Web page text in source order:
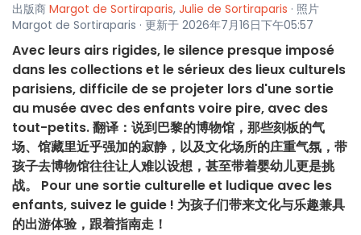
出版商 Margot de Sortiraparis, Julie de Sortiraparis · 照片
Margot de Sortiraparis · 更新于 2026年7月16日下午05:57
Avec leurs airs rigides, le silence presque imposé
dans les collections et le sérieux des lieux culturels
parisiens, difficile de se projeter lors d'une sortie
au musée avec des enfants voire pire, avec des
tout-petits. 翻译：说到巴黎的博物馆，那些刻板的气
场、馆藏里近乎强加的寂静，以及文化场所的庄重气氛，带
孩子去博物馆往往让人难以设想，甚至带着婴幼儿更是挑
战。 Pour une sortie culturelle et ludique avec les
enfants, suivez le guide ! 为孩子们带来文化与乐趣兼具
的出游体验，跟着指南走！